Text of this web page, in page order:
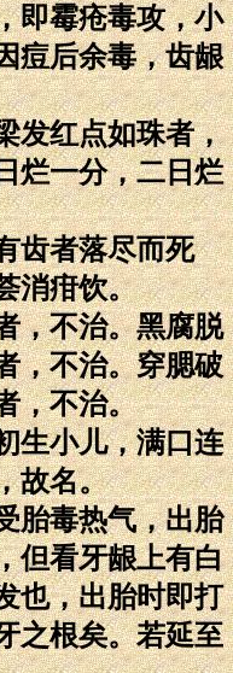
即霉疮毒攻，小
痘后余毒，齿龈
发红点如珠者，
烂一分，二日烂
齿者落尽而死
消疳饮。
，不治。黑腐脱
，不治。穿腮破
，不治。
生小儿，满口连
故名。
胎毒热气，出胎
但看牙龈上有白
也，出胎时即打
之根矣。若延至